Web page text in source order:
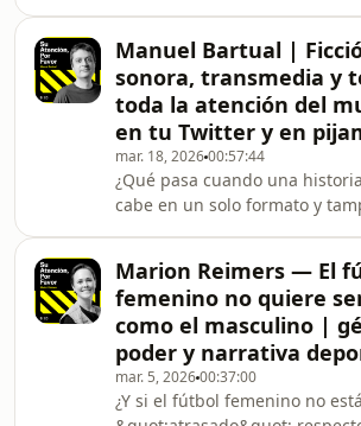
tecnología, creatividad
este episodio de Su Atención
Favor, Roger Casas-Alatriste
con Ricardo López Cordero,
periodista, director de Ibero
creador de Archivo General,
qué significa reclamar la propia
atención en la era del scroll
infinito.Ricardo López Cordero
Manuel Bartual |
sonora, transmedia y
toda la atención del
en tu Twitter y en
mar. 18, 202600:57:44
¿Qué pasa cuando una
cabe en un solo formato y
Alatriste, autor mexicano
en Economía de la Atención,
con Manuel Bartual
director, dibujante y uno de
grandes nombres del podcast
ficción en español— sobre
Marion Reimers — El
femenino no quiere
como el masculino |
poder y narrativa
mar. 5, 202600:37:00
¿Y si el fútbol femenino no está